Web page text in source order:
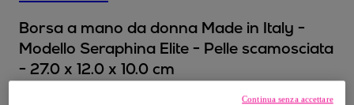
Borsa a mano da donna Made in Italy -
Modello Seraphina Elite - Pelle scamosciata
- 27.0 x 12.0 x 10.0 cm
Continua senza accettare